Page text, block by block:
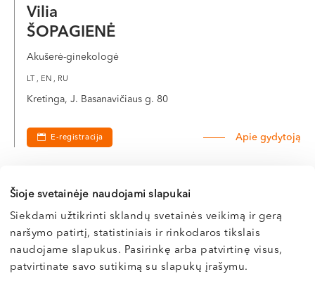
Šioje svetainėje naudojami slapukai
Siekdami užtikrinti sklandų svetainės veikimą ir gerą
naršymo patirtį, statistiniais ir rinkodaros tikslais
naudojame slapukus. Pasirinkę arba patvirtinę visus,
patvirtinate savo sutikimą su slapukų įrašymu.
Vilia
ŠOPAGIENĖ
Akušerė-ginekologė
LT , EN , RU
Kretinga, J. Basanavičiaus g. 80
E-registracija Apie gydytoją
Apie sveikatą
Pirmasis vizitas pas ginekologą